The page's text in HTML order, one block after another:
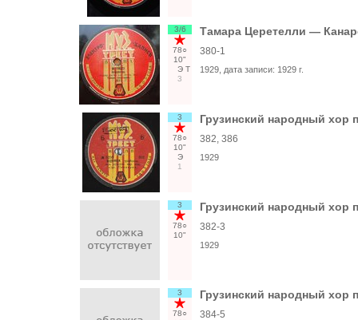
3/6
78○
10"
Э Т
3
Тамара Церетелли —
380-1
1929 , дата записи: 1929 г.
3
78○
10"
Э
1
Грузинский народный хор
382, 386
1929
3
78○
10"
Грузинский народный хор
382-3
1929
3
78○
Грузинский народный хор
384-5